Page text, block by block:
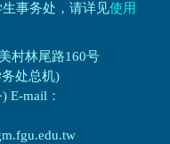
事务处，请详见使用
村林尾路160号
处总机)
E-mail：